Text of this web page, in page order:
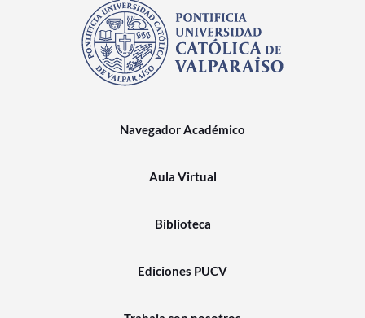
Navegador Académico
Aula Virtual
Biblioteca
Ediciones PUCV